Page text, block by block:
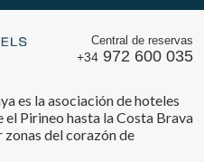
Central de reservas
+34 972 600 035
es la asociación de hoteles
el Pirineo hasta la Costa Brava
del corazón de